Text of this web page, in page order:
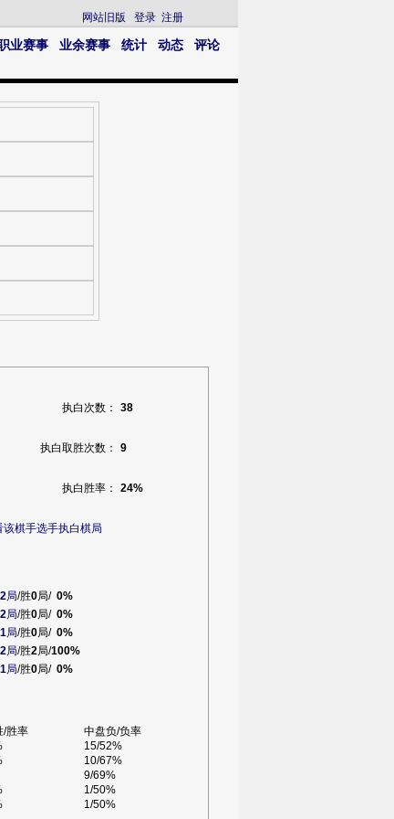
网站旧版 登录 注册
业赛事 业余赛事 统计 动态
评论
执白次数： 38
执白取胜次数： 9
执白胜率： 24%
该棋手选手执白棋局
2局/胜0局/0%
2局/胜0局/0%
1局/胜0局/0%
2局/胜2局/100%
1局/胜0局/0%
/胜率
中盘负/负率
15/52%
10/67%
9/69%
1/50%
1/50%